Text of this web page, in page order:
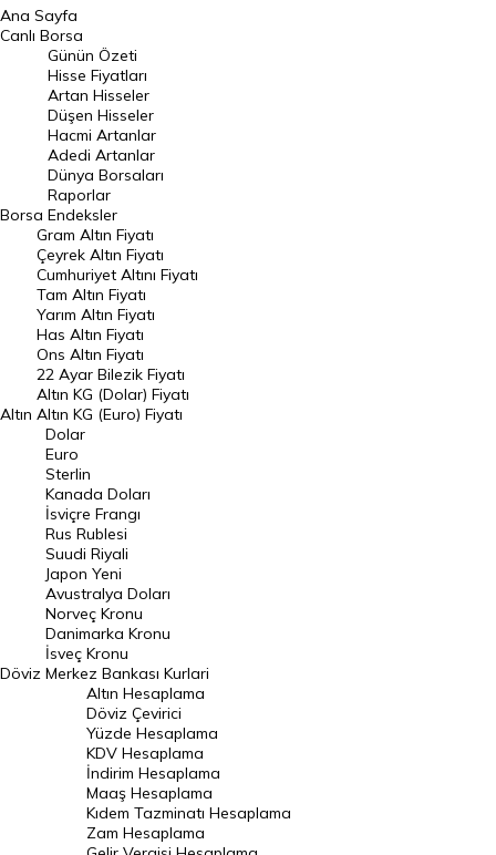
BIST 100 Hisseleri
En Çok Artan Hisseler
En Çok Düşen Hisseler
Hacmi Artanlar
Geçmiş Kapanışlar
Dünya Borsaları
Raporlar
Endeksler
DÖVİZ
Döviz Kuru
Dolar Kuru
Euro Kuru
Pound Kuru
Frank Kuru
Riyal Kuru
Avustralya Doları
Danimarka Kronu Kuru
Kanada Doları Kuru
Norveç Kronu Kuru
İsveç Kronu Kuru
Japon Yeni Kuru
Serbest Piyasa Döviz Kurları
Merkez Bankası Döviz Kurları
Ana Sayfa
Canlı Borsa
Borsa
Günün Özeti
Hisse Fiyatları
Artan Hisseler
Düşen Hisseler
Hacmi Artanlar
Adedi Artanlar
Dünya Borsaları
Raporlar
Endeksler
Altın
Gram Altın Fiyatı
Çeyrek Altın Fiyatı
Cumhuriyet Altını Fiyatı
Tam Altın Fiyatı
Yarım Altın Fiyatı
Has Altın Fiyatı
Ons Altın Fiyatı
22 Ayar Bilezik Fiyatı
Altın KG (Dolar) Fiyatı
Altın KG (Euro) Fiyatı
Döviz
Dolar
Euro
Sterlin
Kanada Doları
İsviçre Frangı
Rus Rublesi
Suudi Riyali
Japon Yeni
Avustralya Doları
Norveç Kronu
Danimarka Kronu
İsveç Kronu
Merkez Bankası Kurlari
Altın Hesaplama
Döviz Çevirici
Yüzde Hesaplama
KDV Hesaplama
İndirim Hesaplama
Maaş Hesaplama
Kıdem Tazminatı Hesaplama
Zam Hesaplama